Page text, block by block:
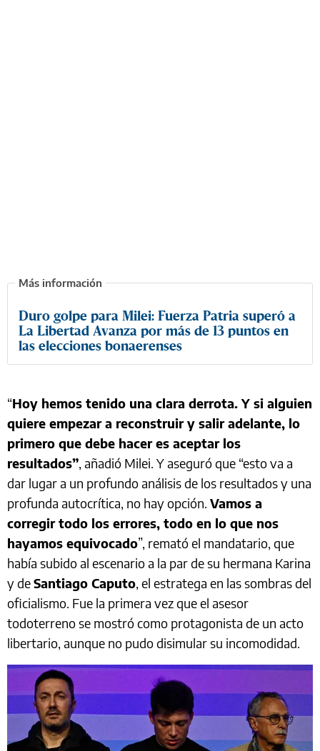
Duro golpe para Milei: Fuerza Patria superó a
La Libertad Avanza por más de 13 puntos en
las elecciones bonaerenses
“Hoy hemos tenido una clara derrota. Y si alguien
quiere empezar a reconstruir y salir adelante, lo
primero que debe hacer es aceptar los
resultados”, añadió Milei. Y aseguró que “esto va a
dar lugar a un profundo análisis de los resultados y una
profunda autocrítica, no hay opción. Vamos a
corregir todo los errores, todo en lo que nos
hayamos equivocado”, remató el mandatario, que
había subido al escenario a la par de su hermana Karina
y deSantiago Caputo, el estratega en las sombras del
oficialismo. Fue la primera vez que el asesor
todoterreno se mostró como protagonista de un acto
libertario, aunque no pudo disimular su incomodidad.